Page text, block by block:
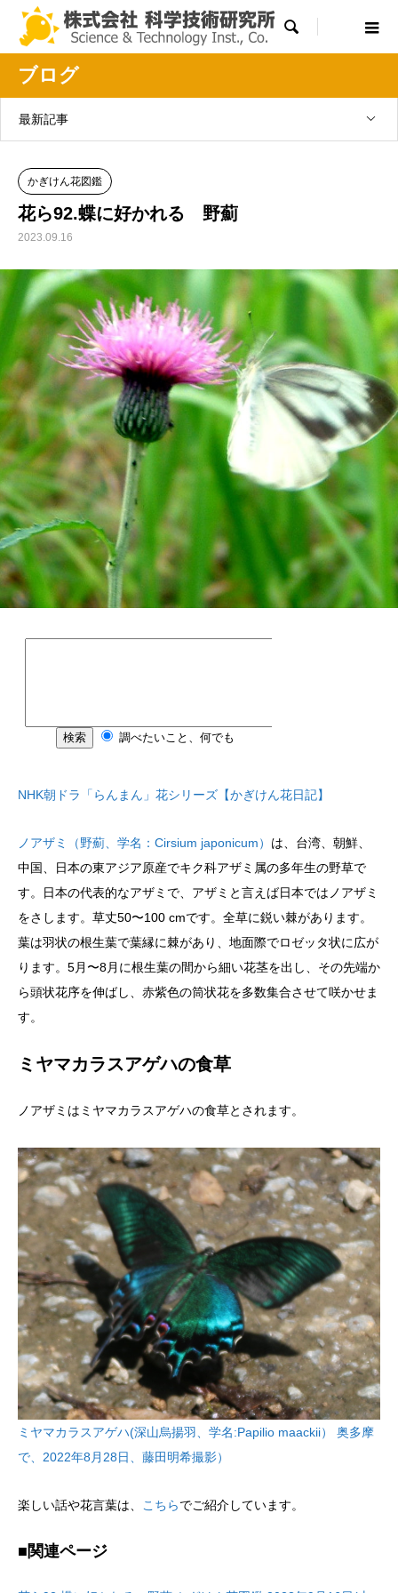

ブログ
最新記事
かぎけん花図鑑
花ら92.蝶に好かれる 野薊
2023.09.16
NHK朝ドラ「らんまん」花シリーズ【かぎけん花日記】
ノアザミ（野薊、学名：Cirsium japonicum） は、台湾、朝鮮、
中国、日本の東アジア原産でキク科アザミ属の多年生の野草で
す。日本の代表的なアザミで、アザミと言えば日本ではノアザミ
をさします。草丈50〜100 cmです。全草に鋭い棘があります。
葉は羽状の根生葉で葉縁に棘があり、地面際でロゼッタ状に広が
ります。5月〜8月に根生葉の間から細い花茎を出し、その先端か
ら頭状花序を伸ばし、赤紫色の筒状花を多数集合させて咲かせま
す。
ミヤマカラスアゲハの食草
ノアザミはミヤマカラスアゲハの食草とされます。
ミヤマカラスアゲハ(深山烏揚羽、学名:Papilio maackii） 奥多摩
で、2022年8月28日、藤田明希撮影）
楽しい話や花言葉は、 こちらでご紹介しています。
■関連ページ